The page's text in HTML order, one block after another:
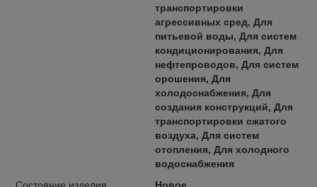
транспортировки
агрессивных сред, Для
питьевой воды, Для систем
кондиционирования, Для
нефтепроводов, Для систем
орошения, Для
холодоснабжения, Для
создания конструкций, Для
транспортировки сжатого
воздуха, Для систем
отопления, Для холодного
водоснабжения
Состояние изделия
Новое